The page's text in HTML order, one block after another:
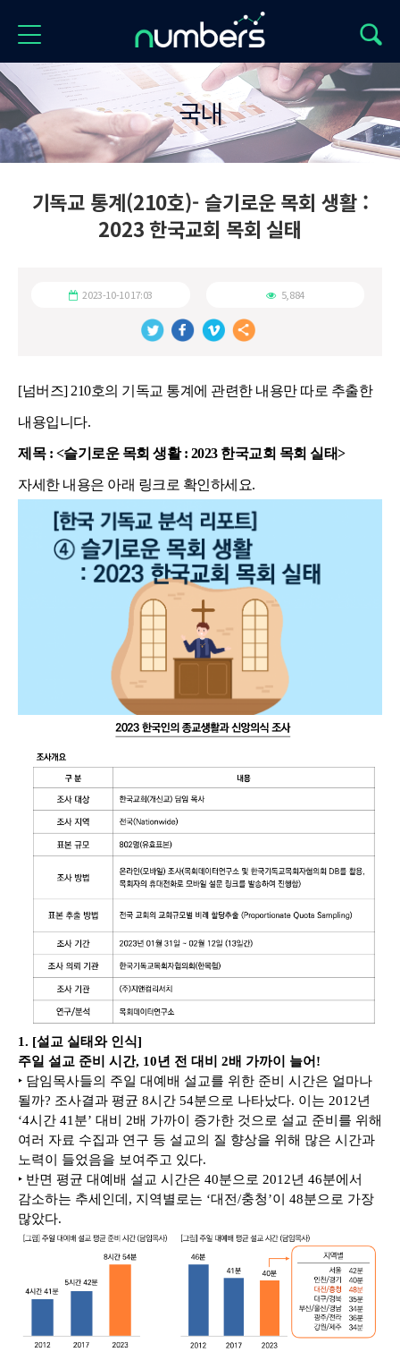
국내
기독교 통계(210호)- 슬기로운 목회 생활 :
2023 한국교회 목회 실태
2023-10-10 17:03 5,884
[넘버즈] 210호의 기독교 통계에 관련한 내용만 따로 추출한
내용입니다.
제목 : <슬기로운 목회 생활 : 2023 한국교회 목회 실태>
자세한 내용은 아래 링크로 확인하세요.
1. [설교 실태와 인식]
주일 설교 준비 시간, 10년 전 대비 2배 가까이 늘어!
‣ 담임목사들의 주일 대예배 설교를 위한 준비 시간은 얼마나
될까? 조사결과 평균 8시간 54분으로 나타났다. 이는 2012년
‘4시간 41분’ 대비 2배 가까이 증가한 것으로 설교 준비를 위해
여러 자료 수집과 연구 등 설교의 질 향상을 위해 많은 시간과
노력이 들었음을 보여주고 있다.
‣ 반면 평균 대예배 설교 시간은 40분으로 2012년 46분에서
감소하는 추세인데, 지역별로는 ‘대전/충청’이 48분으로 가장
많았다.